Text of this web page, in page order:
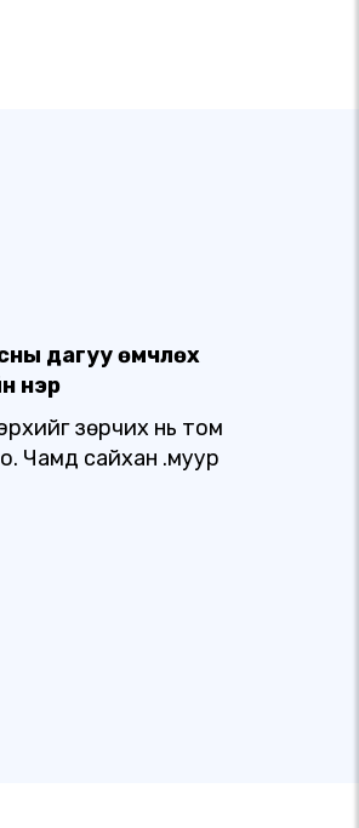
дагуу өмчлөх
нэр
зөрчих нь том
Чамд сайхан .муур